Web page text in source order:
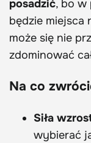
posadzić, bo w
będzie miejsca
może się nie
zdominować
Na co
Siła
wybierać